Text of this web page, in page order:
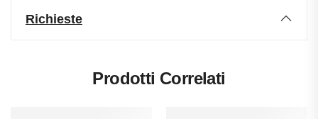
Richieste
Prodotti Correlati